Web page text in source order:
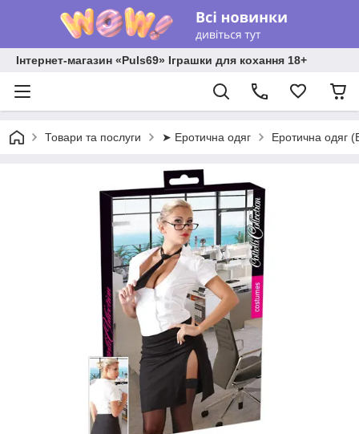
Інтернет-магазин «Puls69» Іграшки для кохання 18+
Товари та послуги ➤ Еротична одяг Еротична одяг